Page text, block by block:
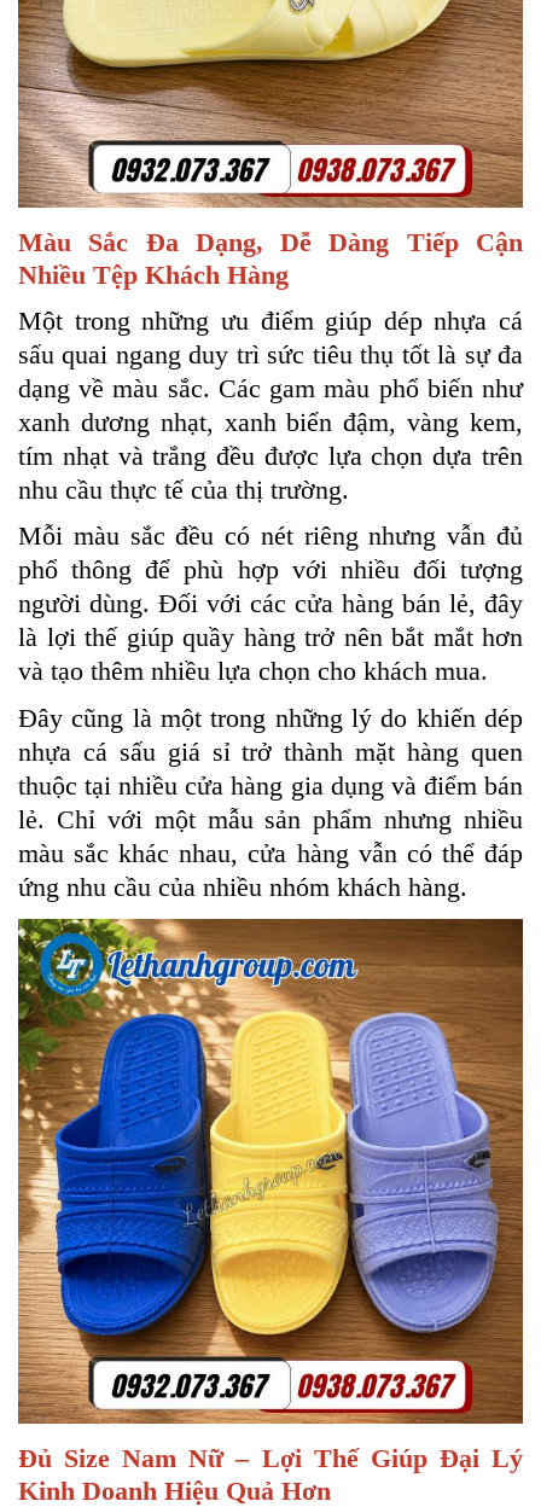
Màu Sắc Đa Dạng, Dễ Dàng Tiếp Cận
Nhiều Tệp Khách Hàng
Một trong những ưu điểm giúp dép nhựa cá
sấu quai ngang duy trì sức tiêu thụ tốt là sự đa
dạng về màu sắc. Các gam màu phổ biến như
xanh dương nhạt, xanh biển đậm, vàng kem,
tím nhạt và trắng đều được lựa chọn dựa trên
nhu cầu thực tế của thị trường.
Mỗi màu sắc đều có nét riêng nhưng vẫn đủ
phổ thông để phù hợp với nhiều đối tượng
người dùng. Đối với các cửa hàng bán lẻ, đây
là lợi thế giúp quầy hàng trở nên bắt mắt hơn
và tạo thêm nhiều lựa chọn cho khách mua.
Đây cũng là một trong những lý do khiến dép
nhựa cá sấu giá sỉ trở thành mặt hàng quen
thuộc tại nhiều cửa hàng gia dụng và điểm bán
lẻ. Chỉ với một mẫu sản phẩm nhưng nhiều
màu sắc khác nhau, cửa hàng vẫn có thể đáp
ứng nhu cầu của nhiều nhóm khách hàng.
Đủ Size Nam Nữ – Lợi Thế Giúp Đại Lý
Kinh Doanh Hiệu Quả Hơn